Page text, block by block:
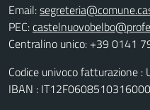
Email:
PEC:
Centralino unico: +39 0141
Codice univoco fatturazione :
IBAN :